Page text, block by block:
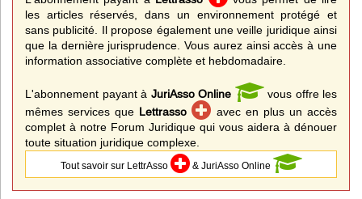
les articles réservés, dans un environnement protégé et
sans publicité. Il propose également une veille juridique ainsi
que la dernière jurisprudence. Vous aurez ainsi accès à une
information associative complète et hebdomadaire.
L'abonnement payant à JuriAsso Online
vous offre les
mêmes services que Lettrasso
avec en plus un accès
complet à notre Forum Juridique qui vous aidera à dénouer
toute situation juridique complexe.
Tout savoir sur LettrAsso & JuriAsso Online